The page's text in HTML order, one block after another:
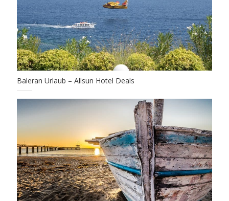
Baleran Urlaub – Allsun Hotel Deals